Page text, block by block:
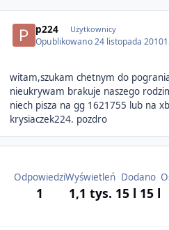
p224 Użytkownicy
Opublikowano24 listopada 2010
witam,szukam chetnym do
nieukrywam brakuje naszego
niech pisza na gg 1621755 lub na
krysiaczek224. pozdro
Odpowiedzi
1
Wyświetleń
1,1 tys.
Dodano
15 l 15 l